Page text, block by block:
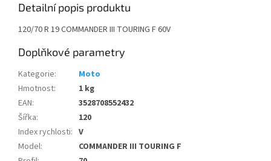
Detailní popis produktu
120/70 R 19 COMMANDER III TOURING F 60V
Doplňkové parametry
Kategorie:
Moto
Hmotnost:
1 kg
EAN:
3528708552432
Šířka:
120
Index rychlosti: V
Model:
COMMANDER III TOURING F